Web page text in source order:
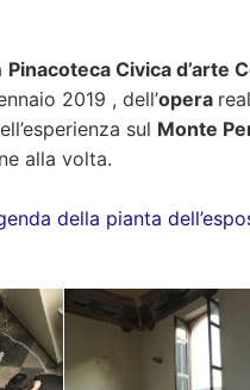
Pinacoteca Civica d’arte
2019 , dell’opera
sul Monte
alla volta.
della pianta